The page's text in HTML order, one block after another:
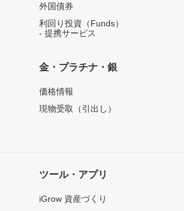
外国債券
利回り投資（Funds）
- 提携サービス
金・プラチナ・銀
価格情報
現物受取（引出し）
ツール・アプリ
iGrow 資産づくり